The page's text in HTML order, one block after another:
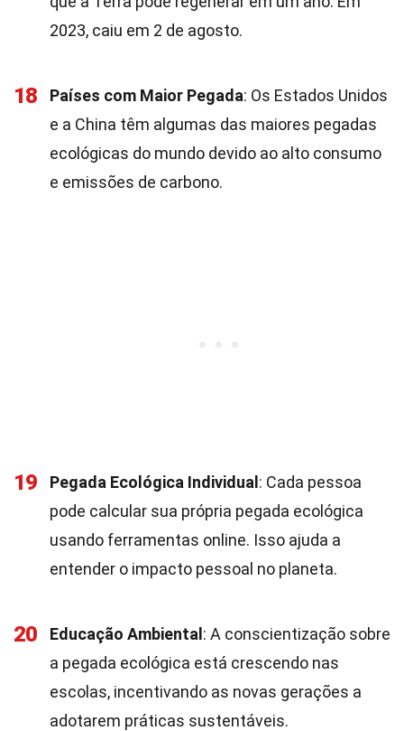
2023, caiu em 2 de agosto.
18 Países com Maior Pegada: Os Estados Unidos
e a China têm algumas das maiores pegadas
ecológicas do mundo devido ao alto consumo
e emissões de carbono.
19 Pegada Ecológica Individual : Cada pessoa
pode calcular sua própria pegada ecológica
usando ferramentas online. Isso ajuda a
entender o impacto pessoal no planeta.
20 Educação Ambiental : A conscientização sobre
a pegada ecológica está crescendo nas
escolas, incentivando as novas gerações a
adotarem práticas sustentáveis.